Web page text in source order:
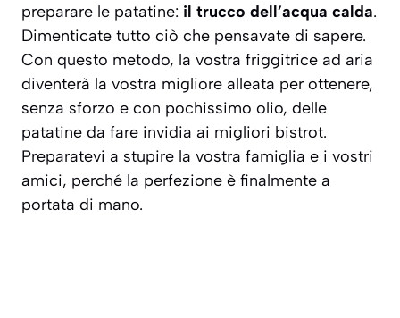
preparare le patatine: il trucco dell’acqua calda.
Dimenticate tutto ciò che pensavate di sapere.
Con questo metodo, la vostra friggitrice ad aria
diventerà la vostra migliore alleata per ottenere,
senza sforzo e con pochissimo olio, delle
patatine da fare invidia ai migliori bistrot.
Preparatevi a stupire la vostra famiglia e i vostri
amici, perché la perfezione è finalmente a
portata di mano.